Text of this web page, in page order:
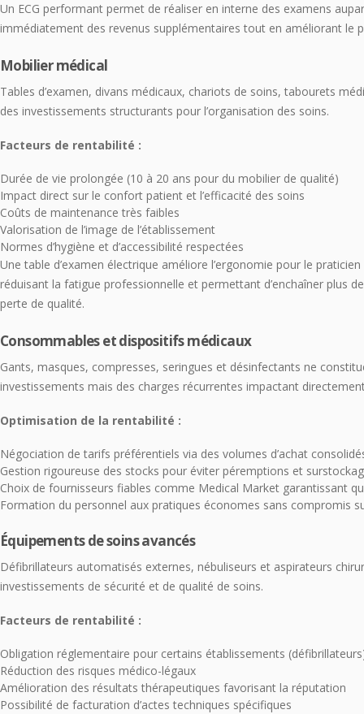
Un ECG performant permet de réaliser en interne des examens
immédiatement des revenus supplémentaires tout en améliorant le
Mobilier médical
Tables d’examen, divans médicaux, chariots de soins, tabourets
des investissements structurants pour l’organisation des soins.
Facteurs de rentabilité :
Durée de vie prolongée (10 à 20 ans pour du mobilier de qualité)
Impact direct sur le confort patient et l’efficacité des soins
Coûts de maintenance très faibles
Valorisation de l’image de l’établissement
Normes d’hygiène et d’accessibilité respectées
Une table d’examen électrique améliore l’ergonomie pour le
réduisant la fatigue professionnelle et permettant d’enchaîner plus
perte de qualité.
Consommables et dispositifs médicaux
Gants, masques, compresses, seringues et désinfectants ne
investissements mais des charges récurrentes impactant
Optimisation de la rentabilité :
Négociation de tarifs préférentiels via des volumes d’achat
Gestion rigoureuse des stocks pour éviter péremptions et
Choix de fournisseurs fiables comme Medical Market garantissant
Formation du personnel aux pratiques économes sans compromis
Équipements de soins avancés
Défibrillateurs automatisés externes, nébuliseurs et aspirateurs
investissements de sécurité et de qualité de soins.
Facteurs de rentabilité :
Obligation réglementaire pour certains établissements
Réduction des risques médico-légaux
Amélioration des résultats thérapeutiques favorisant la réputation
Possibilité de facturation d’actes techniques spécifiques